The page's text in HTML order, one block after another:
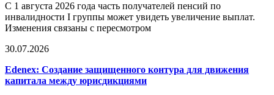
С 1 августа 2026 года часть получателей пенсий по
инвалидности I группы может увидеть увеличение выплат.
Изменения связаны с пересмотром
30.07.2026
Edenex: Создание защищенного контура для движения
капитала между юрисдикциями